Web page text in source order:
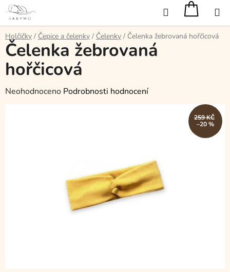
Přejít
obsah
Hledat
Holčičky / Čepice a čelenky / Čelenky / Čelenka žebrovaná hořčicová
Čelenka žebrovaná
hořčicová
Průměrné
Neohodnoceno Podrobnosti hodnocení
259 KČ
–20 %